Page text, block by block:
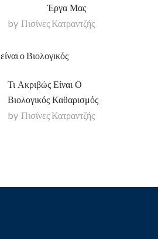
Έργα Μας
by Πισίνες Κατραντζής
Τι Ακριβώς Είναι Ο
Βιολογικός Καθαρισμός
by Πισίνες Κατραντζής